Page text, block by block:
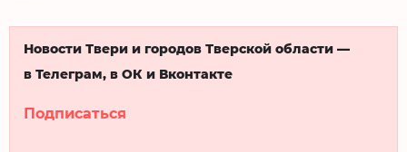
Новости Твери и городов Тверской области —
в Телеграм, в ОК и Вконтакте
Подписаться